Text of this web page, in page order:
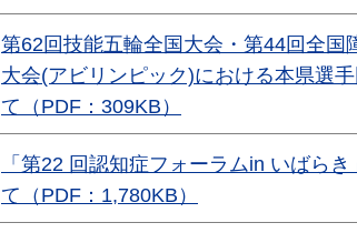
第62回技能五輪全国大会・第44回全国
大会(アビリンピック)における本県選
て（PDF：309KB）
「第22 回認知症フォーラムin いばら
て（PDF：1,780KB）